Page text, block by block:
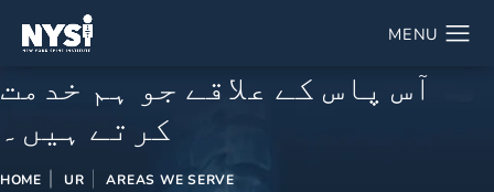
آس پاس کے علاقے جو ہم خدمت
کرتے ہیں۔
HOME UR AREAS WE SERVE